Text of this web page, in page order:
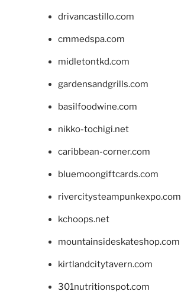
drivancastillo.com
cmmedspa.com
midletontkd.com
gardensandgrills.com
basilfoodwine.com
nikko-tochigi.net
caribbean-corner.com
bluemoongiftcards.com
rivercitysteampunkexpo.com
kchoops.net
mountainsideskateshop.com
kirtlandcitytavern.com
301nutritionspot.com